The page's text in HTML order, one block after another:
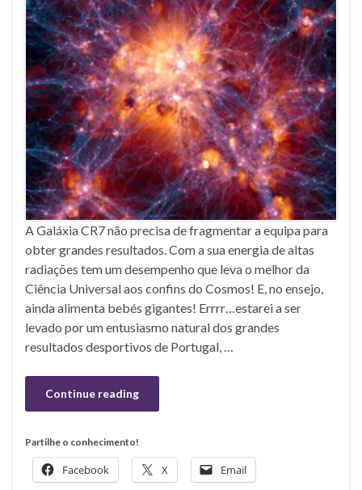
A Galáxia CR7 não precisa de fragmentar a equipa para
obter grandes resultados. Com a sua energia de altas
radiações tem um desempenho que leva o melhor da
Ciência Universal aos confins do Cosmos! E, no ensejo,
ainda alimenta bebés gigantes! Errrr…estarei a ser
levado por um entusiasmo natural dos grandes
resultados desportivos de Portugal, …
Continue reading
Partilhe o conhecimento!
Facebook X Email